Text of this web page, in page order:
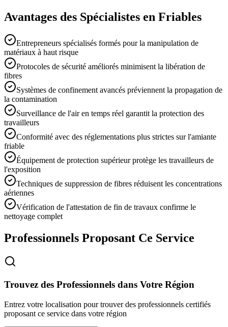
Avantages des Spécialistes en Friables
Entrepreneurs spécialisés formés pour la manipulation de
matériaux à haut risque
Protocoles de sécurité améliorés minimisent la libération de
fibres
Systèmes de confinement avancés préviennent la propagation de
la contamination
Surveillance de l'air en temps réel garantit la protection des
travailleurs
Conformité avec des réglementations plus strictes sur l'amiante
friable
Équipement de protection supérieur protège les travailleurs de
l'exposition
Techniques de suppression de fibres réduisent les concentrations
aériennes
Vérification de l'attestation de fin de travaux confirme le
nettoyage complet
Professionnels Proposant Ce Service
Trouvez des Professionnels dans Votre Région
Entrez votre localisation pour trouver des professionnels certifiés
proposant ce service dans votre région